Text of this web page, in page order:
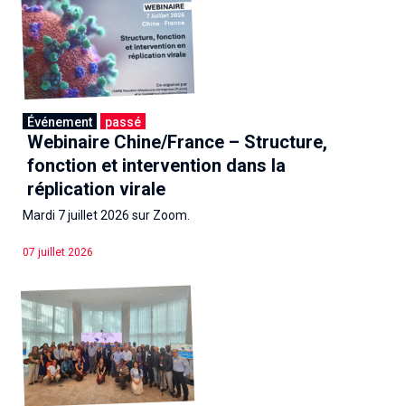
Événement passé
Webinaire Chine/France – Structure,
fonction et intervention dans la
réplication virale
Mardi 7 juillet 2026 sur Zoom.
07 juillet 2026